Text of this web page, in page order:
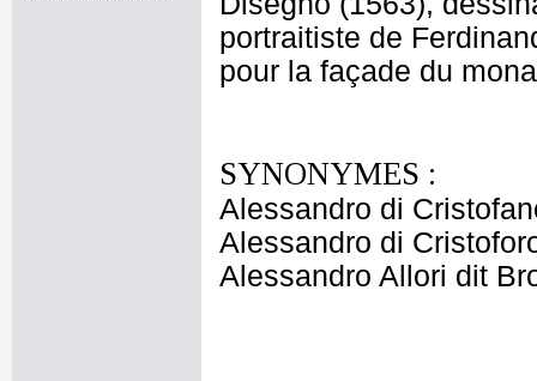
portraitiste de
pour la façade du
SYNONYMES :
Alessandro di
Alessandro di
Alessandro Allori dit